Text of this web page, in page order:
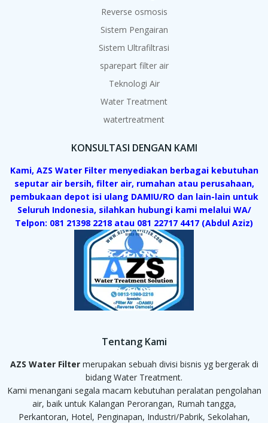
Reverse osmosis
Sistem Pengairan
Sistem Ultrafiltrasi
sparepart filter air
Teknologi Air
Water Treatment
watertreatment
KONSULTASI DENGAN KAMI
Kami, AZS Water Filter menyediakan berbagai kebutuhan
seputar air bersih, filter air, rumahan atau perusahaan,
pembukaan depot isi ulang DAMIU/RO dan lain-lain untuk
Seluruh Indonesia, silahkan hubungi kami melalui WA/
Telpon: 081 21398 2218 atau 081 22717 4417 (Abdul Aziz)
Tentang Kami
AZS Water Filtermerupakan sebuah divisi bisnis yg bergerak di
bidang Water Treatment.
Kami menangani segala macam kebutuhan peralatan pengolahan
air, baik untuk Kalangan Perorangan, Rumah tangga,
Perkantoran, Hotel, Penginapan, Industri/Pabrik, Sekolahan,